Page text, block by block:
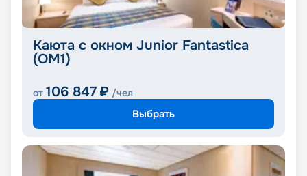
Каюта с окном Junior Fantastica
(OM1)
от 106 847 ₽ /чел
Выбрать